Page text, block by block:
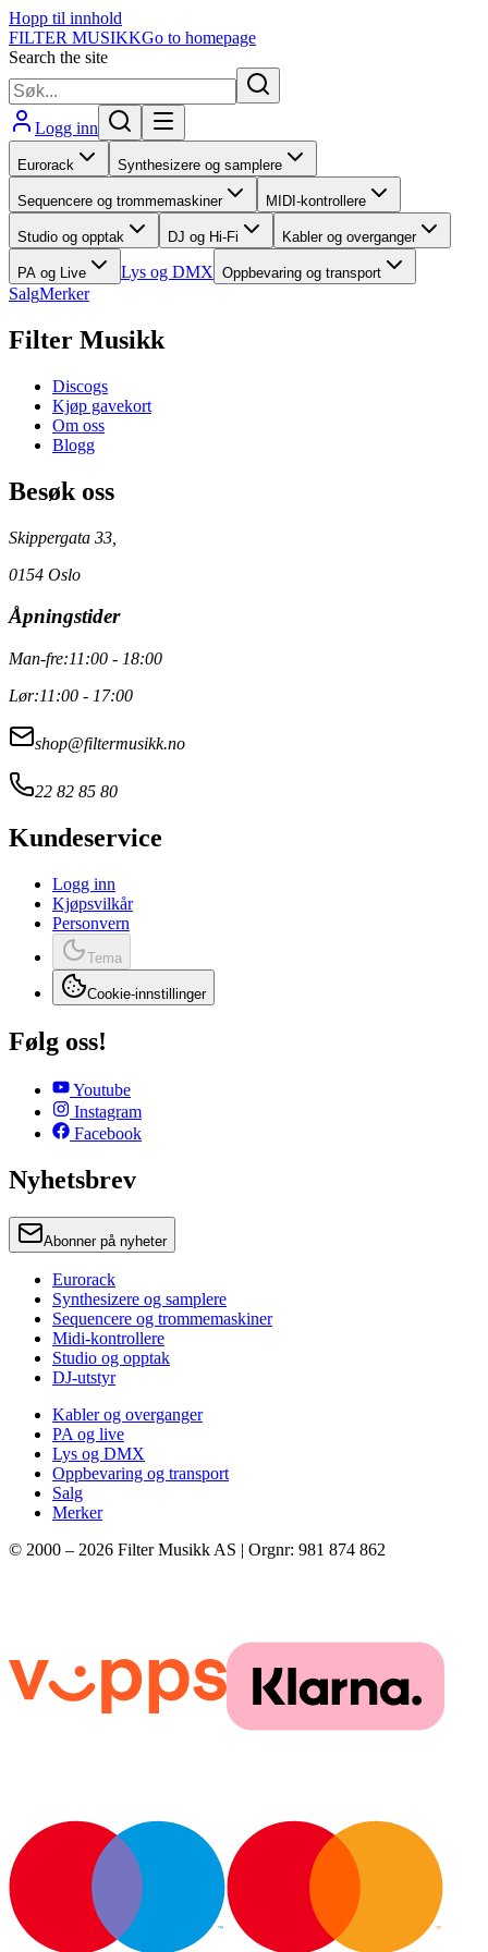
Hopp til innhold
FILTER MUSIKKGo to homepage
Search the site
Logg inn
Eurorack Synthesizere og samplere
Sequencere og trommemaskiner MIDI-kontrollere
Studio og opptak DJ og Hi-Fi Kabler og overganger
PA og Live Lys og DMX Oppbevaring og transport
SalgMerker
Filter Musikk
Discogs
Kjøp gavekort
Om oss
Blogg
Besøk oss
Skippergata 33,
0154 Oslo
Åpningstider
Man-fre:11:00 - 18:00
Lør:11:00 - 17:00
shop@filtermusikk.no
22 82 85 80
Kundeservice
Logg inn
Kjøpsvilkår
Personvern
Tema
Cookie-innstillinger
Følg oss!
Youtube
Instagram
Facebook
Nyhetsbrev
Abonner på nyheter
Eurorack
Synthesizere og samplere
Sequencere og trommemaskiner
Midi-kontrollere
Studio og opptak
DJ-utstyr
Kabler og overganger
PA og live
Lys og DMX
Oppbevaring og transport
Salg
Merker
© 2000 – 2026 Filter Musikk AS | Orgnr: 981 874 862